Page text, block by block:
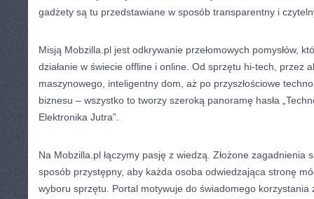
gadżety są tu przedstawiane w sposób transparentny i
Misją Mobzilla.pl jest odkrywanie przełomowych pomysłów,
działanie w świecie offline i online. Od sprzętu hi-tech, przez
maszynowego, inteligentny dom, aż po przyszłościowe
biznesu – wszystko to tworzy szeroką panoramę hasła
Elektronika Jutra”.
Na Mobzilla.pl łączymy pasję z wiedzą. Złożone zagadnienia
sposób przystępny, aby każda osoba odwiedzająca stronę
wyboru sprzętu. Portal motywuje do świadomego korzystania